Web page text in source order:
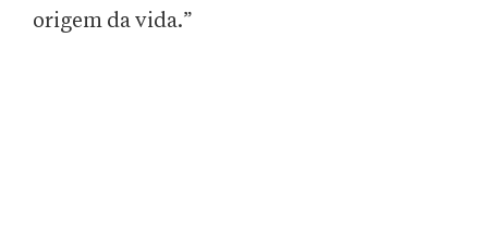
origem da vida.”